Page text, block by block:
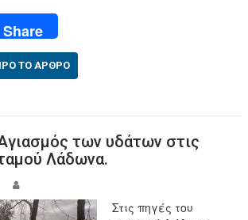
Share
ΤΟ ΆΡΘΡΟ
των υδάτων στις
Λάδωνα.
Στις πηγές του